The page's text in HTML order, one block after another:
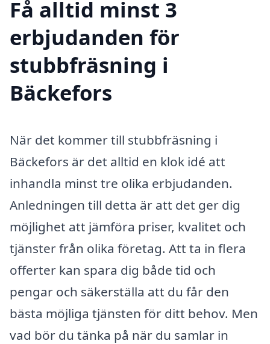
Få alltid minst 3
erbjudanden för
stubbfräsning i
Bäckefors
När det kommer till stubbfräsning i
Bäckefors är det alltid en klok idé att
inhandla minst tre olika erbjudanden.
Anledningen till detta är att det ger dig
möjlighet att jämföra priser, kvalitet och
tjänster från olika företag. Att ta in flera
offerter kan spara dig både tid och
pengar och säkerställa att du får den
bästa möjliga tjänsten för ditt behov. Men
vad bör du tänka på när du samlar in